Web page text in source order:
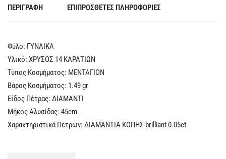
ΠΕΡΙΓΡΑΦΉ ΕΠΙΠΡΌΣΘΕΤΕΣ ΠΛΗΡΟΦΟΡΊΕΣ
Φύλο: ΓYNAIKA
Υλικό: ΧΡΥΣΟΣ 14 ΚΑΡΑΤΙΩΝ
Τύπος Κοσμήματος: ΜΕΝΤΑΓΙΟΝ
Βάρος Κοσμήματος: 1.49 gr
Είδος Πέτρας: ΔΙΑΜΑΝΤΙ
Μήκος Αλυσίδας: 45cm
Χαρακτηριστικά Πετρών: ΔΙΑΜΑΝΤΙΑ ΚΟΠΗΣ brilliant 0.05ct